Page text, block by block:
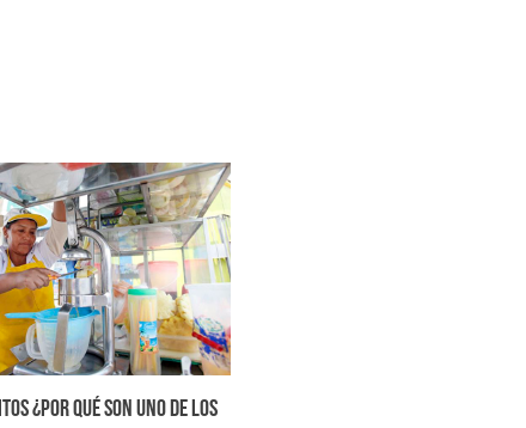
¿por qué son uno de los